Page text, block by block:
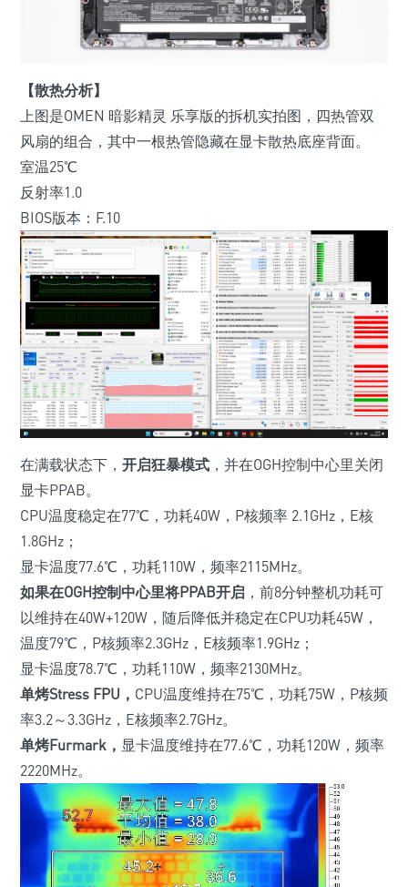
【散热分析】
上图是OMEN 暗影精灵 乐享版的拆机实拍图，四热管双
风扇的组合，其中一根热管隐藏在显卡散热底座背面。
室温25℃
反射率1.0
BIOS版本：F.10
在满载状态下， 开启狂暴模式 ，并在OGH控制中心里关闭
显卡PPAB。
CPU温度稳定在77℃，功耗40W，P核频率 2.1GHz，E核
1.8GHz；
显卡温度77.6℃，功耗110W，频率2115MHz。
如果在OGH控制中心里将PPAB开启 ，前8分钟整机功耗可
以维持在40W+120W，随后降低并稳定在CPU功耗45W，
温度79℃，P核频率2.3GHz，E核频率1.9GHz；
显卡温度78.7℃，功耗110W，频率2130MHz。
单烤Stress FPU， CPU温度维持在75℃，功耗75W，P核频
率3.2～3.3GHz，E核频率2.7GHz。
单烤Furmark， 显卡温度维持在77.6℃，功耗120W，频率
2220MHz。